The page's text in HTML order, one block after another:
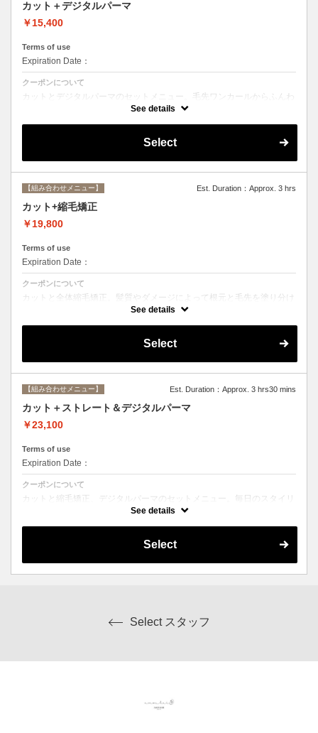
カット＋デジタルパーマ
￥15,400
Terms of use
Expiration Date：
クーポンについて
カットとデジタルパーマのセットメニュー。毛先ワンカールからふんわ
りルーズなカールまで大きめしっかりカール♪シャンプー・ブロー込
See details
Select
【組み合わせメニュー】 Est. Duration：Approx. 3 hrs
カット+縮毛矯正
￥19,800
Terms of use
Expiration Date：
クーポンについて
カットと全体縮毛矯正。髪質やダメージによって根元と毛先を塗り分け
ます。シャンプー、ブロー込み。必要に応じて前処理トリートメント無
See details
Select
【組み合わせメニュー】 Est. Duration：Approx. 3 hrs30 mins
カット＋ストレート＆デジタルパーマ
￥23,100
Terms of use
Expiration Date：
クーポンについて
カットと縮毛矯正、デジタルパーマのセットメニュー。毎日のスタイリ
ングを楽にしたい方にオススメ☆ シャンプー、ブロー込み。ロング料
See details
Select
Select スタッフ